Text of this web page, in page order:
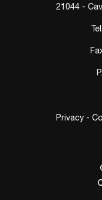
21044 -
Tel.
Privacy -